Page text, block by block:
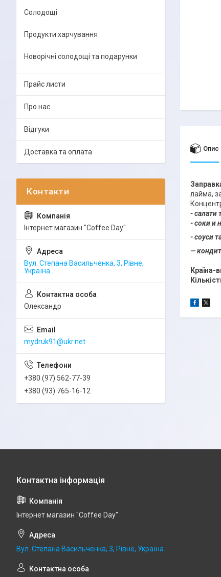
Опис
лайма,
-салати
- соки и
- соуси
—
Солодощі
Продукти харчування
Новорічні солодощі та подарунки
Прайс листи
Про нас
Відгуки
Доставка та оплата
Інтернет магазин "Coffee Day"
Вул. Степана Васильченка, 3, Рівне,
Україна
Олександр
mydruk91@ukr.net
+380 (97) 562-77-39
+380 (93) 765-16-12
Інтернет магазин "Coffee Day"
Вул. Степана Васильченка, 3, Рівне, Україна